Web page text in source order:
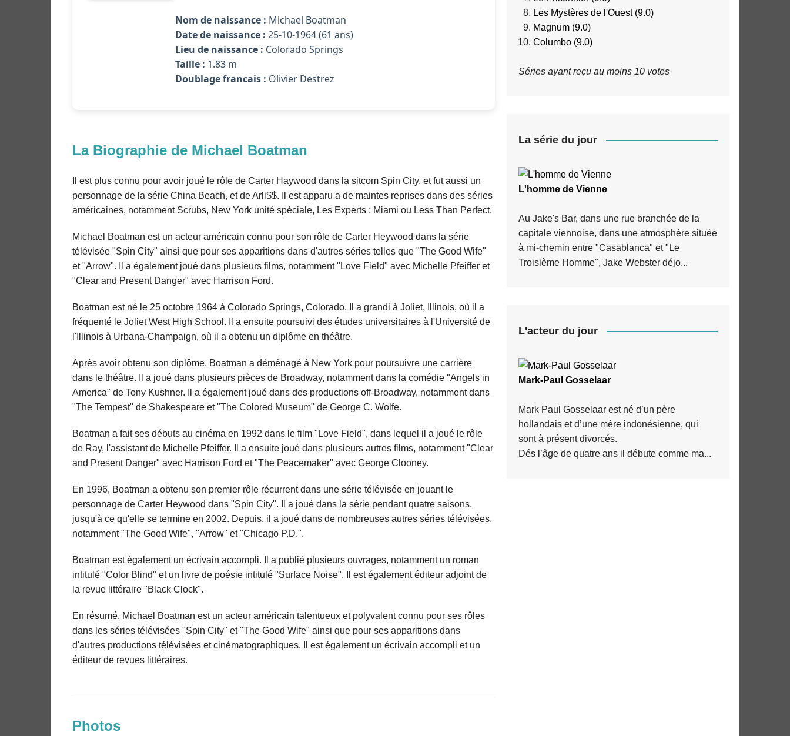
Nom de naissance : Michael Boatman
Date de naissance : 25-10-1964 (61 ans)
Lieu de naissance : Colorado Springs
Taille : 1.83 m
Doublage francais : Olivier Destrez
La Biographie de Michael Boatman
Il est plus connu pour avoir joué le rôle de Carter Haywood dans la sitcom Spin City, et fut aussi un
personnage de la série China Beach, et de Arli$$. Il est apparu a de maintes reprises dans des séries
américaines, notamment Scrubs, New York unité spéciale, Les Experts : Miami ou Less Than Perfect.
Michael Boatman est un acteur américain connu pour son rôle de Carter Heywood dans la série
télévisée "Spin City" ainsi que pour ses apparitions dans d'autres séries telles que "The Good Wife"
et "Arrow". Il a également joué dans plusieurs films, notamment "Love Field" avec Michelle Pfeiffer et
"Clear and Present Danger" avec Harrison Ford.
Boatman est né le 25 octobre 1964 à Colorado Springs, Colorado. Il a grandi à Joliet, Illinois, où il a
fréquenté le Joliet West High School. Il a ensuite poursuivi des études universitaires à l'Université de
l'Illinois à Urbana-Champaign, où il a obtenu un diplôme en théâtre.
Après avoir obtenu son diplôme, Boatman a déménagé à New York pour poursuivre une carrière
dans le théâtre. Il a joué dans plusieurs pièces de Broadway, notamment dans la comédie "Angels in
America" de Tony Kushner. Il a également joué dans des productions off-Broadway, notamment dans
"The Tempest" de Shakespeare et "The Colored Museum" de George C. Wolfe.
Boatman a fait ses débuts au cinéma en 1992 dans le film "Love Field", dans lequel il a joué le rôle
de Ray, l'assistant de Michelle Pfeiffer. Il a ensuite joué dans plusieurs autres films, notamment "Clear
and Present Danger" avec Harrison Ford et "The Peacemaker" avec George Clooney.
En 1996, Boatman a obtenu son premier rôle récurrent dans une série télévisée en jouant le
personnage de Carter Heywood dans "Spin City". Il a joué dans la série pendant quatre saisons,
jusqu'à ce qu'elle se termine en 2002. Depuis, il a joué dans de nombreuses autres séries télévisées,
notamment "The Good Wife", "Arrow" et "Chicago P.D.".
Boatman est également un écrivain accompli. Il a publié plusieurs ouvrages, notamment un roman
intitulé "Color Blind" et un livre de poésie intitulé "Surface Noise". Il est également éditeur adjoint de
la revue littéraire "Black Clock".
En résumé, Michael Boatman est un acteur américain talentueux et polyvalent connu pour ses rôles
dans les séries télévisées "Spin City" et "The Good Wife" ainsi que pour ses apparitions dans
d'autres productions télévisées et cinématographiques. Il est également un écrivain accompli et un
éditeur de revues littéraires.
Photos
Les Mystères de l'Ouest (9.0)
Magnum (9.0)
Columbo (9.0)
Séries ayant reçu au moins 10 votes
La série du jour
L'homme de Vienne
Au Jake's Bar, dans une rue branchée de la
capitale viennoise, dans une atmosphère située
à mi-chemin entre "Casablanca" et "Le
Troisième Homme", Jake Webster déjo...
L'acteur du jour
Mark-Paul Gosselaar
Mark Paul Gosselaar est né d’un père
hollandais et d’une mère indonésienne, qui
sont à présent divorcés.
Dés l’âge de quatre ans il débute comme ma...